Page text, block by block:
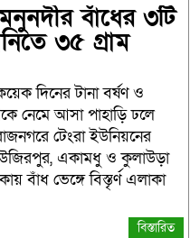
বাঁধের ৩টি
৩৫ গ্রাম
দিনের টানা বর্ষণ ও
নেমে আসা পাহাড়ি ঢলে
টেংরা ইউনিয়নের
উজিরপুর, একামধু ও কুলাউড়া
বাঁধ ভেঙ্গে বিস্তৃর্ণ এলাকা
বিস্তারিত